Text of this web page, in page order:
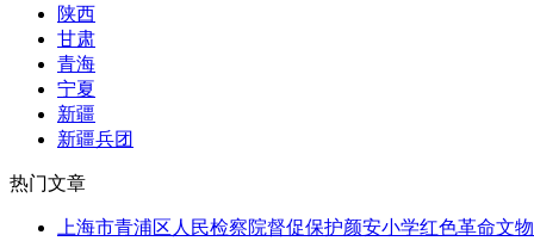
陕西
甘肃
青海
宁夏
新疆
新疆兵团
热门文章
上海市青浦区人民检察院督促保护颜安小学红色革命文